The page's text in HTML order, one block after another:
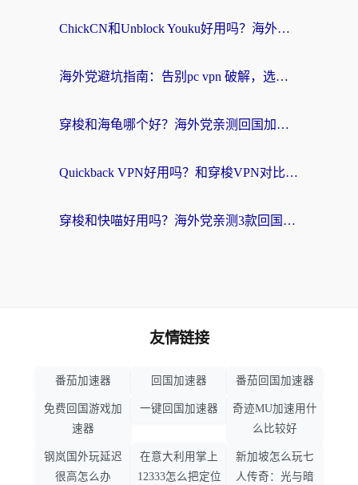
ChickCN和Unblock Youku好用吗？海外党亲测3款回国加速器，附iOS免费选择指南
海外党避坑指南：告别pc vpn 破解，选对回国加速器轻松访问国内资源
穿梭和海龟哪个好？海外党亲测回国加速器，附电脑免费VPN推荐
Quickback VPN好用吗？和穿梭VPN对比哪个回国效果更好？海外党必看的真实测评与选择指南
穿梭和快喵好用吗？海外党亲测3款回国加速器，附日本回国VPN避坑指南
友情链接
番茄加速器 回国加速器 番茄回国加速器
免费回国游戏加
速器
一键回国加速器
奇迹MU加速用什
么比较好
钢岚国外玩延迟
很高怎么办
在意大利用掌上
12333怎么把定位
新加坡怎么玩七
人传奇：光与暗